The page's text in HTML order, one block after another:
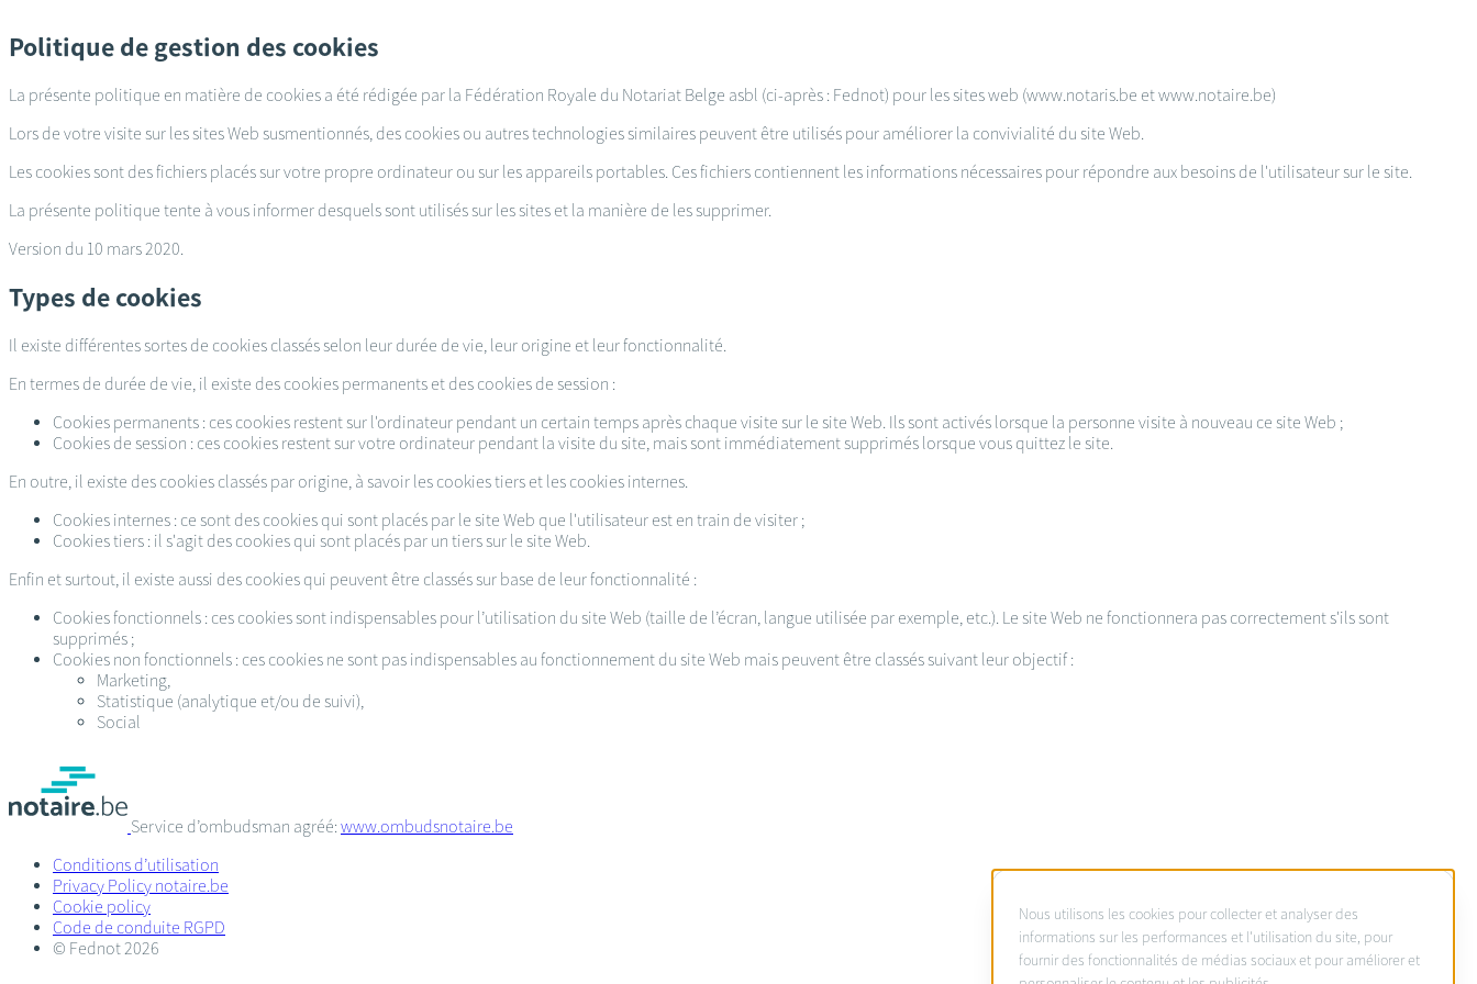
au
contenu
Politique de gestion des cookies
La présente politique en matière de cookies a été rédigée par la Fédération Royale du Notariat Belge asbl (ci-après : Fednot) pour les sites web (www.notaris.be et www.notaire.be)
Lors de votre visite sur les sites Web susmentionnés, des cookies ou autres technologies similaires peuvent être utilisés pour améliorer la convivialité du site Web.
Les cookies sont des fichiers placés sur votre propre ordinateur ou sur les appareils portables. Ces fichiers contiennent les informations nécessaires pour répondre aux besoins de l'utilisateur sur le site.
La présente politique tente à vous informer desquels sont utilisés sur les sites et la manière de les supprimer.
Version du 10 mars 2020.
Types de cookies
Il existe différentes sortes de cookies classés selon leur durée de vie, leur origine et leur fonctionnalité.
En termes de durée de vie, il existe des cookies permanents et des cookies de session :
Cookies permanents : ces cookies restent sur l'ordinateur pendant un certain temps après chaque visite sur le site Web. Ils sont activés lorsque la personne visite à nouveau ce site Web ;
Cookies de session : ces cookies restent sur votre ordinateur pendant la visite du site, mais sont immédiatement supprimés lorsque vous quittez le site.
En outre, il existe des cookies classés par origine, à savoir les cookies tiers et les cookies internes.
Cookies internes : ce sont des cookies qui sont placés par le site Web que l'utilisateur est en train de visiter ;
Cookies tiers : il s'agit des cookies qui sont placés par un tiers sur le site Web.
Enfin et surtout, il existe aussi des cookies qui peuvent être classés sur base de leur fonctionnalité :
Cookies fonctionnels : ces cookies sont indispensables pour l’utilisation du site Web (taille de l’écran, langue utilisée par exemple, etc.). Le site Web ne fonctionnera pas correctement s'ils sont
supprimés ;
Cookies non fonctionnels : ces cookies ne sont pas indispensables au fonctionnement du site Web mais peuvent être classés suivant leur objectif :
Marketing,
Statistique (analytique et/ou de suivi),
Social
Service d’ombudsman agréé:www.ombudsnotaire.be
Conditions d’utilisation
Privacy Policy notaire.be
Cookie policy
Code de conduite RGPD
© Fednot 2026
À
propos
des
Nous utilisons les cookies pour collecter et analyser des
informations sur les performances et l'utilisation du site, pour
fournir des fonctionnalités de médias sociaux et pour améliorer et